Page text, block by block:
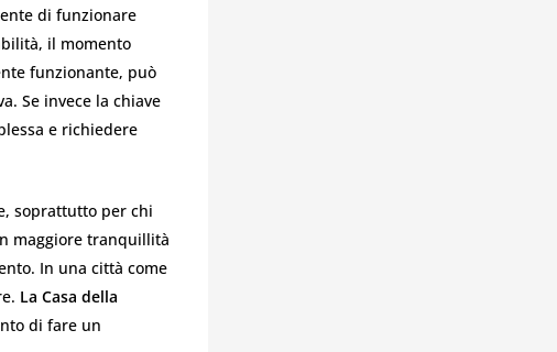
di funzionare
il momento
funzionante, può
Se invece la chiave
e richiedere
soprattutto per chi
maggiore tranquillità
In una città come
La Casa della
di fare un